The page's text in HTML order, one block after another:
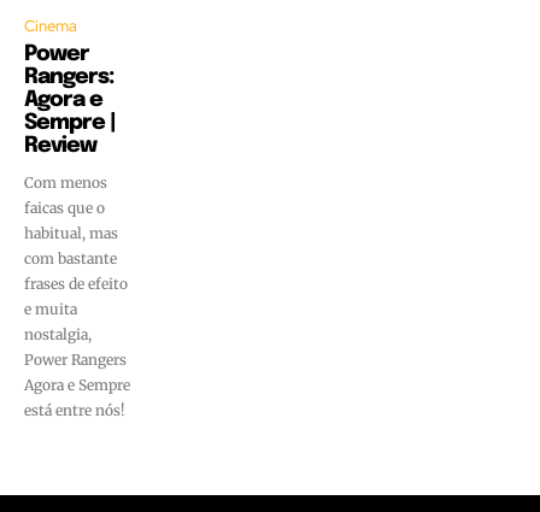
Cinema
Power
Rangers:
Agora e
Sempre |
Review
Com menos
faicas que o
habitual, mas
com bastante
frases de efeito
e muita
nostalgia,
Power Rangers
Agora e Sempre
está entre nós!